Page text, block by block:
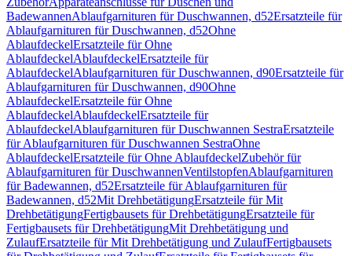
BadewannenAblaufgarnituren für Duschwannen, d52Ersatzteile für
Ablaufgarnituren für Duschwannen, d52Ohne
AblaufdeckelErsatzteile für Ohne
AblaufdeckelAblaufdeckelErsatzteile für
AblaufdeckelAblaufgarnituren für Duschwannen, d90Ersatzteile für
Ablaufgarnituren für Duschwannen, d90Ohne
AblaufdeckelErsatzteile für Ohne
AblaufdeckelAblaufdeckelErsatzteile für
AblaufdeckelAblaufgarnituren für Duschwannen SestraErsatzteile
für Ablaufgarnituren für Duschwannen SestraOhne
AblaufdeckelErsatzteile für Ohne AblaufdeckelZubehör für
Ablaufgarnituren für DuschwannenVentilstopfenAblaufgarnituren
für Badewannen, d52Ersatzteile für Ablaufgarnituren für
Badewannen, d52Mit DrehbetätigungErsatzteile für Mit
DrehbetätigungFertigbausets für DrehbetätigungErsatzteile für
Fertigbausets für DrehbetätigungMit Drehbetätigung und
ZulaufErsatzteile für Mit Drehbetätigung und ZulaufFertigbausets